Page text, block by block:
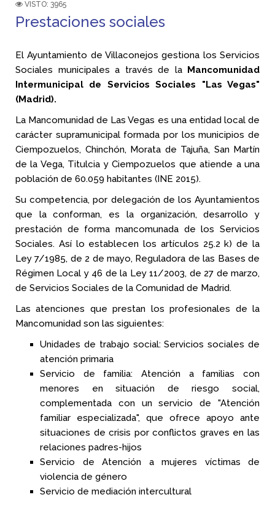
VISTO: 3965
Prestaciones sociales
El Ayuntamiento de Villaconejos gestiona los Servicios
Sociales municipales a través de la Mancomunidad
Intermunicipal de Servicios Sociales "Las Vegas"
(Madrid).
La Mancomunidad de Las Vegas es una entidad local de
carácter supramunicipal formada por los municipios de
Ciempozuelos, Chinchón, Morata de Tajuña, San Martín
de la Vega, Titulcia y Ciempozuelos que atiende a una
población de 60.059 habitantes (INE 2015).
Su competencia, por delegación de los Ayuntamientos
que la conforman, es la organización, desarrollo y
prestación de forma mancomunada de los Servicios
Sociales. Así lo establecen los artículos 25.2 k) de la
Ley 7/1985, de 2 de mayo, Reguladora de las Bases de
Régimen Local y 46 de la Ley 11/2003, de 27 de marzo,
de Servicios Sociales de la Comunidad de Madrid.
Las atenciones que prestan los profesionales de la
Mancomunidad son las siguientes:
Unidades de trabajo social: Servicios sociales de
atención primaria
Servicio de familia: Atención a familias con
menores en situación de riesgo social,
complementada con un servicio de "Atención
familiar especializada", que ofrece apoyo ante
situaciones de crisis por conflictos graves en las
relaciones padres-hijos
Servicio de Atención a mujeres víctimas de
violencia de género
Servicio de mediación intercultural